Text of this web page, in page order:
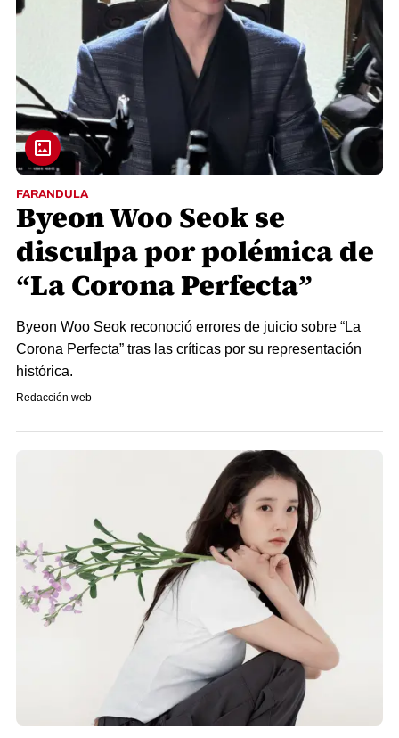
FARANDULA
Byeon Woo Seok se
disculpa por polémica de
“La Corona Perfecta”
Byeon Woo Seok reconoció errores de juicio sobre “La
Corona Perfecta” tras las críticas por su representación
histórica.
Redacción web